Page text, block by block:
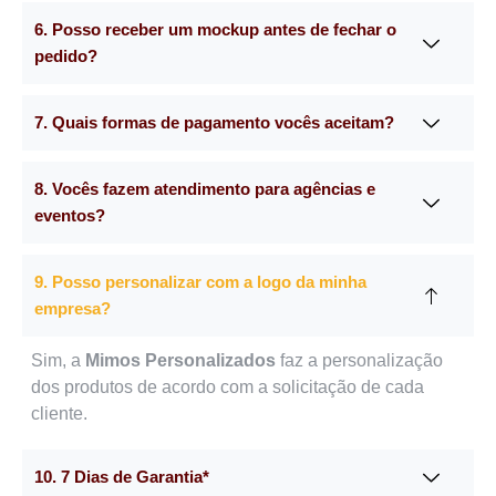
6. Posso receber um mockup antes de fechar o
pedido?
7. Quais formas de pagamento vocês aceitam?
8. Vocês fazem atendimento para agências e
eventos?
9. Posso personalizar com a logo da minha
empresa?
Sim, a Mimos Personalizados faz a personalização
dos produtos de acordo com a solicitação de cada
cliente.
10. 7 Dias de Garantia*